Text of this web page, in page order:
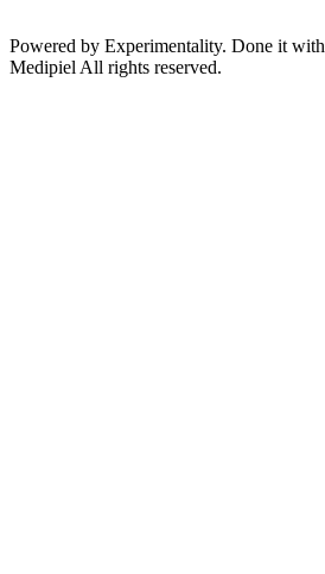
Powered by Experimentality. Done it with
Medipiel All rights reserved.